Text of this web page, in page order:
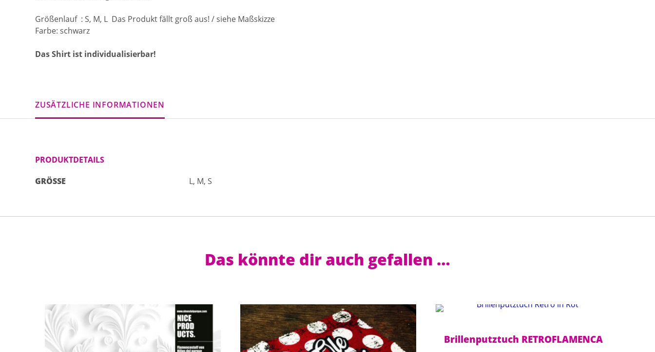
Größenlauf : S, M, L Das Produkt fällt groß aus! / siehe Maßskizze
Farbe: schwarz
Das Shirt ist individualisierbar!
ZUSÄTZLICHE INFORMATIONEN
PRODUKTDETAILS
GRÖSSE
L, M, S
Das könnte dir auch gefallen …
Dieses Produkt weist mehrere Varianten auf. Die Optionen können auf der Produktseite gewählt werden
Brillenputztuch RETROFLAMENCA